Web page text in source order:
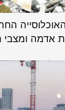
אדמה ומצבי